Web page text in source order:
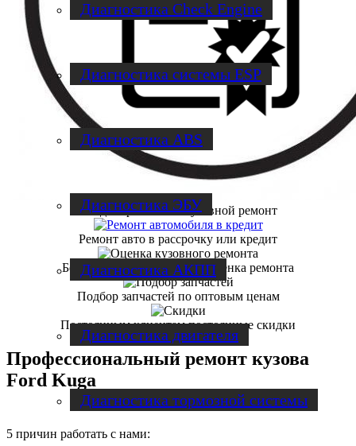
Диагностика Check Engine
Диагностика системы ESP
Диагностика ABS
Диагностика ЭБУ
Диагностика АКПП
Диагностика двигателя
Диагностика тормозной системы
3 года гарантии на кузовной ремонт
Ремонт авто в рассрочку или кредит
Бесплатная диагностика и оценка ремонта
Подбор запчастей по оптовым ценам
Постоянным клиентам постоянные скидки
Профессиональный ремонт кузова
Ford Kuga
5 причин работать с нами: